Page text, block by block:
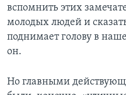
вспомнить этих
молодых людей и
поднимает голову в
он.
Но главными